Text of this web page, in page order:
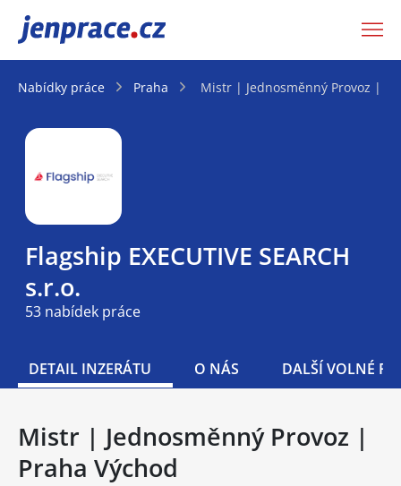
JenPráce.cz
Nabídky práce Praha Mistr | Jednosměnný Provoz |
Flagship EXECUTIVE SEARCH
s.r.o.
53 nabídek práce
DETAIL INZERÁTU O NÁS DALŠÍ VOLNÉ
Mistr | Jednosměnný Provoz |
Praha Východ